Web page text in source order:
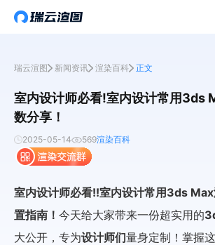
瑞云渲图 新闻资讯 渲染百科 正文
室内设计师必看!室内设计常用3ds
数分享！
2025-05-14 569渲染百科
室内设计师必看!!室内设计常用3ds
置指南！ 今天给大家带来一份超实用的
大公开，专为设计师们量身定制！掌握